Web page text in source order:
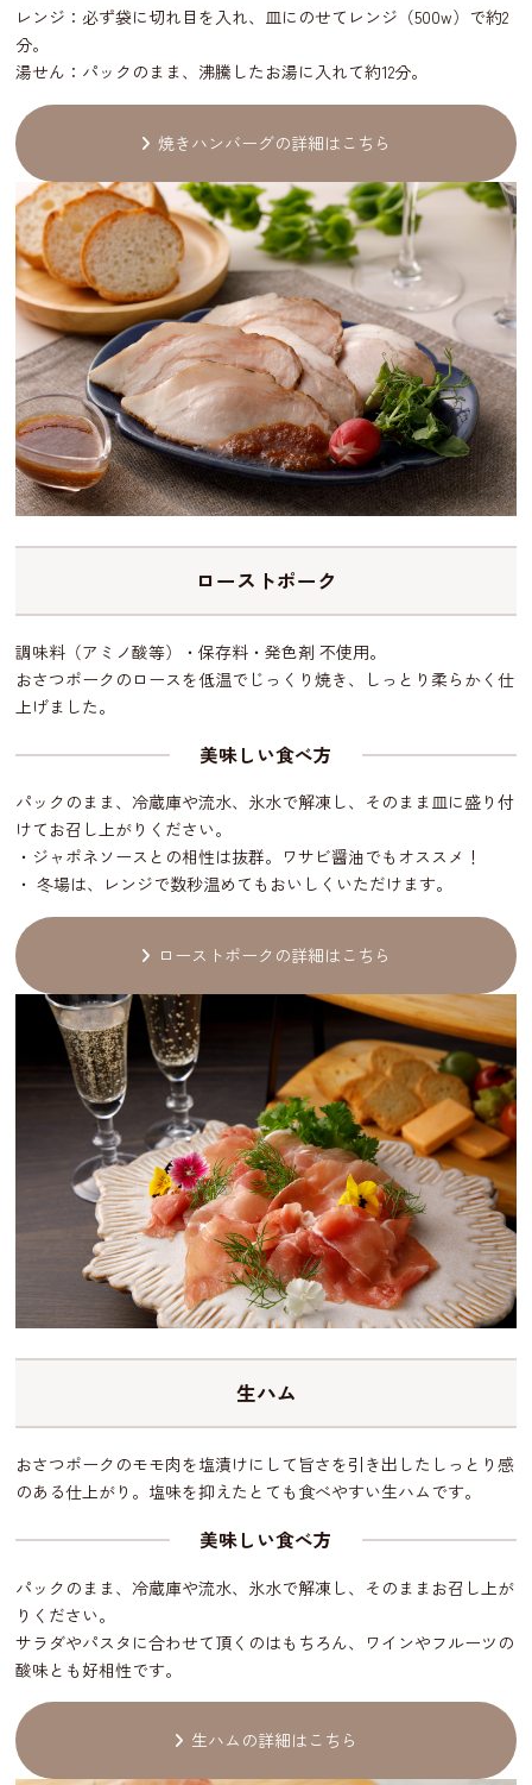
レンジ：必ず袋に切れ目を入れ、皿にのせてレンジ（500w）で約2
分。
湯せん：パックのまま、沸騰したお湯に入れて約12分。
焼きハンバーグの詳細はこちら
ローストポーク
調味料（アミノ酸等）・保存料・発色剤 不使用。
おさつポークのロースを低温でじっくり焼き、しっとり柔らかく仕
上げました。
美味しい食べ方
パックのまま、冷蔵庫や流水、氷水で解凍し、そのまま皿に盛り付
けてお召し上がりください。
・ジャポネソースとの相性は抜群。ワサビ醤油でもオススメ！
・ 冬場は、レンジで数秒温めてもおいしくいただけます。
ローストポークの詳細はこちら
生ハム
おさつポークのモモ肉を塩漬けにして旨さを引き出したしっとり感
のある仕上がり。塩味を抑えたとても食べやすい生ハムです。
美味しい食べ方
パックのまま、冷蔵庫や流水、氷水で解凍し、そのままお召し上が
りください。
サラダやパスタに合わせて頂くのはもちろん、ワインやフルーツの
酸味とも好相性です。
生ハムの詳細はこちら